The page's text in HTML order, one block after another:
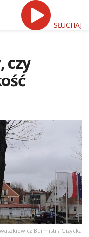
SŁUCHAJ
czy
Burmistrz Giżycka